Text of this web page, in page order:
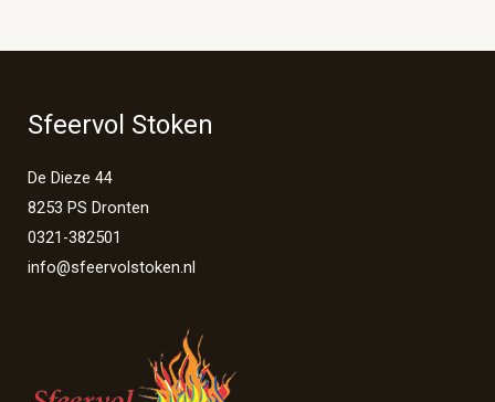
Sfeervol Stoken
De Dieze 44
8253 PS Dronten
0321-382501
info@sfeervolstoken.nl